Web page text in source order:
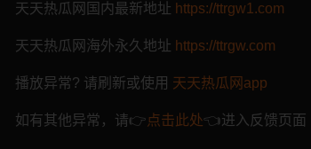
天天热瓜网国内最新地址 https://ttrgw1.com
天天热瓜网海外永久地址 https://ttrgw.com
播放异常? 请刷新或使用 天天热瓜网app
如有其他异常，请👉点击此处👈进入反馈页面